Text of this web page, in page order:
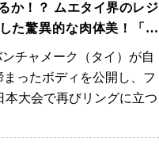
か！？ ムエタイ界のレジ
た驚異的な肉体美！「来
チャメーク（タイ）が自
ったボディを公開し、フ
本大会で再びリングに立つ